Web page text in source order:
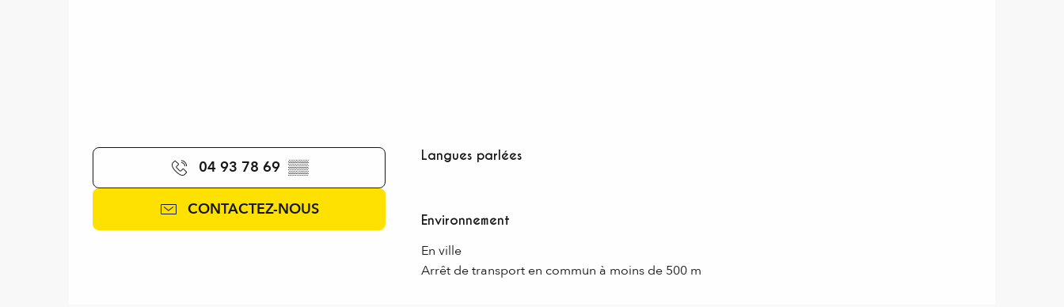
04 93 78 69 ▒▒
CONTACTEZ-NOUS
Langues parlées
Langues parlées
Environnement
Environnement
En ville
Arrêt de transport en commun à moins de 500 m